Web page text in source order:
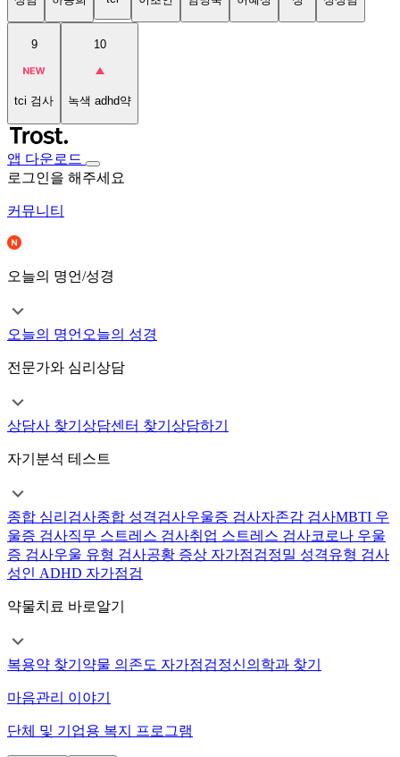
9
tci 검사
10
녹색 adhd약
앱 다운로드
로그인을 해주세요
커뮤니티
오늘의 명언/성경
오늘의 명언 오늘의 성경
전문가와 심리상담
상담사 찾기 상담센터 찾기 상담하기
자기분석 테스트
종합 심리검사종합 성격검사우울증 검사자존감 검사MBTI 우
울증 검사직무 스트레스 검사취업 스트레스 검사코로나 우울
증 검사우울 유형 검사공황 증상 자가점검정밀 성격유형 검사
성인 ADHD 자가점검
약물치료 바로알기
복용약 찾기 약물 의존도 자가점검정신의학과 찾기
마음관리 이야기
단체 및 기업용 복지 프로그램